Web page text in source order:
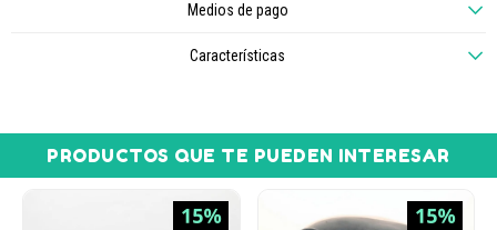
Medios de pago
Características
PRODUCTOS QUE TE PUEDEN INTERESAR